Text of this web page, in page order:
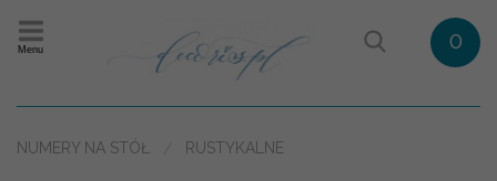
Menu 0
NUMERY NA STÓŁ RUSTYKALNE